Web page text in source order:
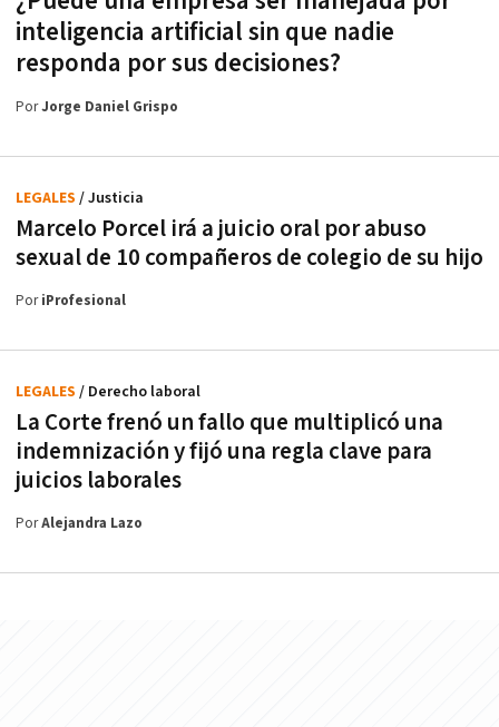
inteligencia artificial sin que nadie
responda por sus decisiones?
PorJorge Daniel Grispo
Marcelo Porcel irá a juicio oral por abuso
sexual de 10 compañeros de colegio de su hijo
LEGALES / Justicia
PoriProfesional
La Corte frenó un fallo que multiplicó una
indemnización y fijó una regla clave para
juicios laborales
LEGALES / Derecho laboral
PorAlejandra Lazo